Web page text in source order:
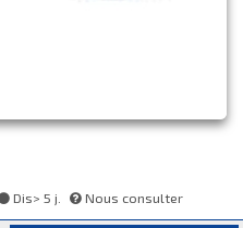
Dis> 5 j. Nous consulter